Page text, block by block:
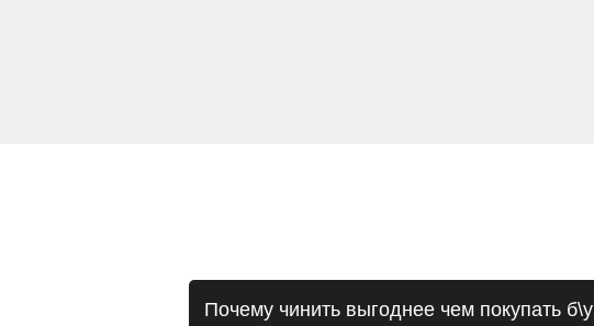
Почему чинить выгоднее чем покупать б\у